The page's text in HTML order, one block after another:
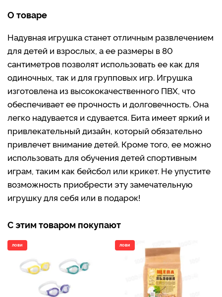
О товаре
Надувная игрушка станет отличным развлечением
для детей и взрослых, а ее размеры в 80
сантиметров позволят использовать ее как для
одиночных, так и для групповых игр. Игрушка
изготовлена из высококачественного ПВХ, что
обеспечивает ее прочность и долговечность. Она
легко надувается и сдувается. Бита имеет яркий и
привлекательный дизайн, который обязательно
привлечет внимание детей. Кроме того, ее можно
использовать для обучения детей спортивным
играм, таким как бейсбол или крикет. Не упустите
возможность приобрести эту замечательную
игрушку для себя или в подарок!
С этим товаром покупают
ЛОВИ ЛОВИ